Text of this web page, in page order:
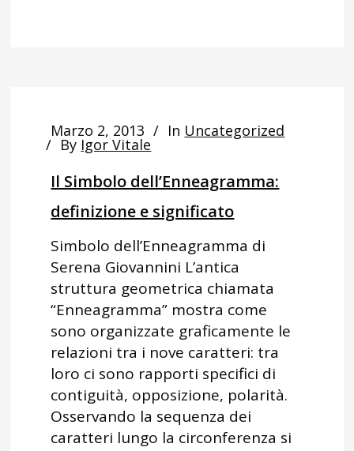
Marzo 2, 2013 In Uncategorized
By Igor Vitale
Il Simbolo dell’Enneagramma:
definizione e significato
Simbolo dell’Enneagramma di
Serena Giovannini L’antica
struttura geometrica chiamata
“Enneagramma” mostra come
sono organizzate graficamente le
relazioni tra i nove caratteri: tra
loro ci sono rapporti specifici di
contiguità, opposizione, polarità.
Osservando la sequenza dei
caratteri lungo la circonferenza si